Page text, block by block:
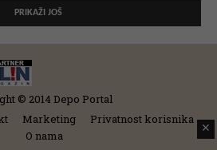
PRIKAŽI JOŠ
© 2014 Depo Portal
Marketing
Privatnost korisnika
O nama
✕